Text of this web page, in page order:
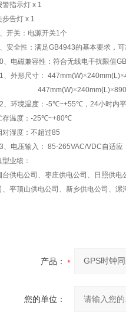
警指示灯 x 1
步告灯 x 1
、开关：电源开关1个
、安全性：满足GB4943的基本要求，
、电磁兼容性：符合无线电干扰限值
、外形尺寸： 447mm(W)×240mm(L)×
447mm(W)×240mm(L)×
、环境温度： -5℃~+55℃， 24小时内
存温度： -25℃~+80℃
对湿度：不超过85
、电压输入： 85-265VAC/VDC自适应
型业绩：
台供电公司、枣庄供电公司、日照供
、平顶山供电公司、新乡供电公司、漯
产品：
您的单位：